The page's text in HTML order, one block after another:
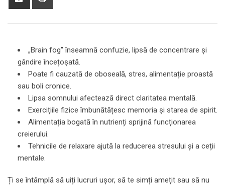
„Brain fog” înseamnă confuzie, lipsă de concentrare și
gândire încețoșată.
Poate fi cauzată de oboseală, stres, alimentație proastă
sau boli cronice.
Lipsa somnului afectează direct claritatea mentală.
Exercițiile fizice îmbunătățesc memoria și starea de spirit.
Alimentația bogată în nutrienți sprijină funcționarea
creierului.
Tehnicile de relaxare ajută la reducerea stresului și a ceții
mentale.
Ți se întâmplă să uiți lucruri ușor, să te simți amețit sau să nu